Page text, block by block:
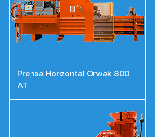
Prensa Horizontal Orwak 800
AT